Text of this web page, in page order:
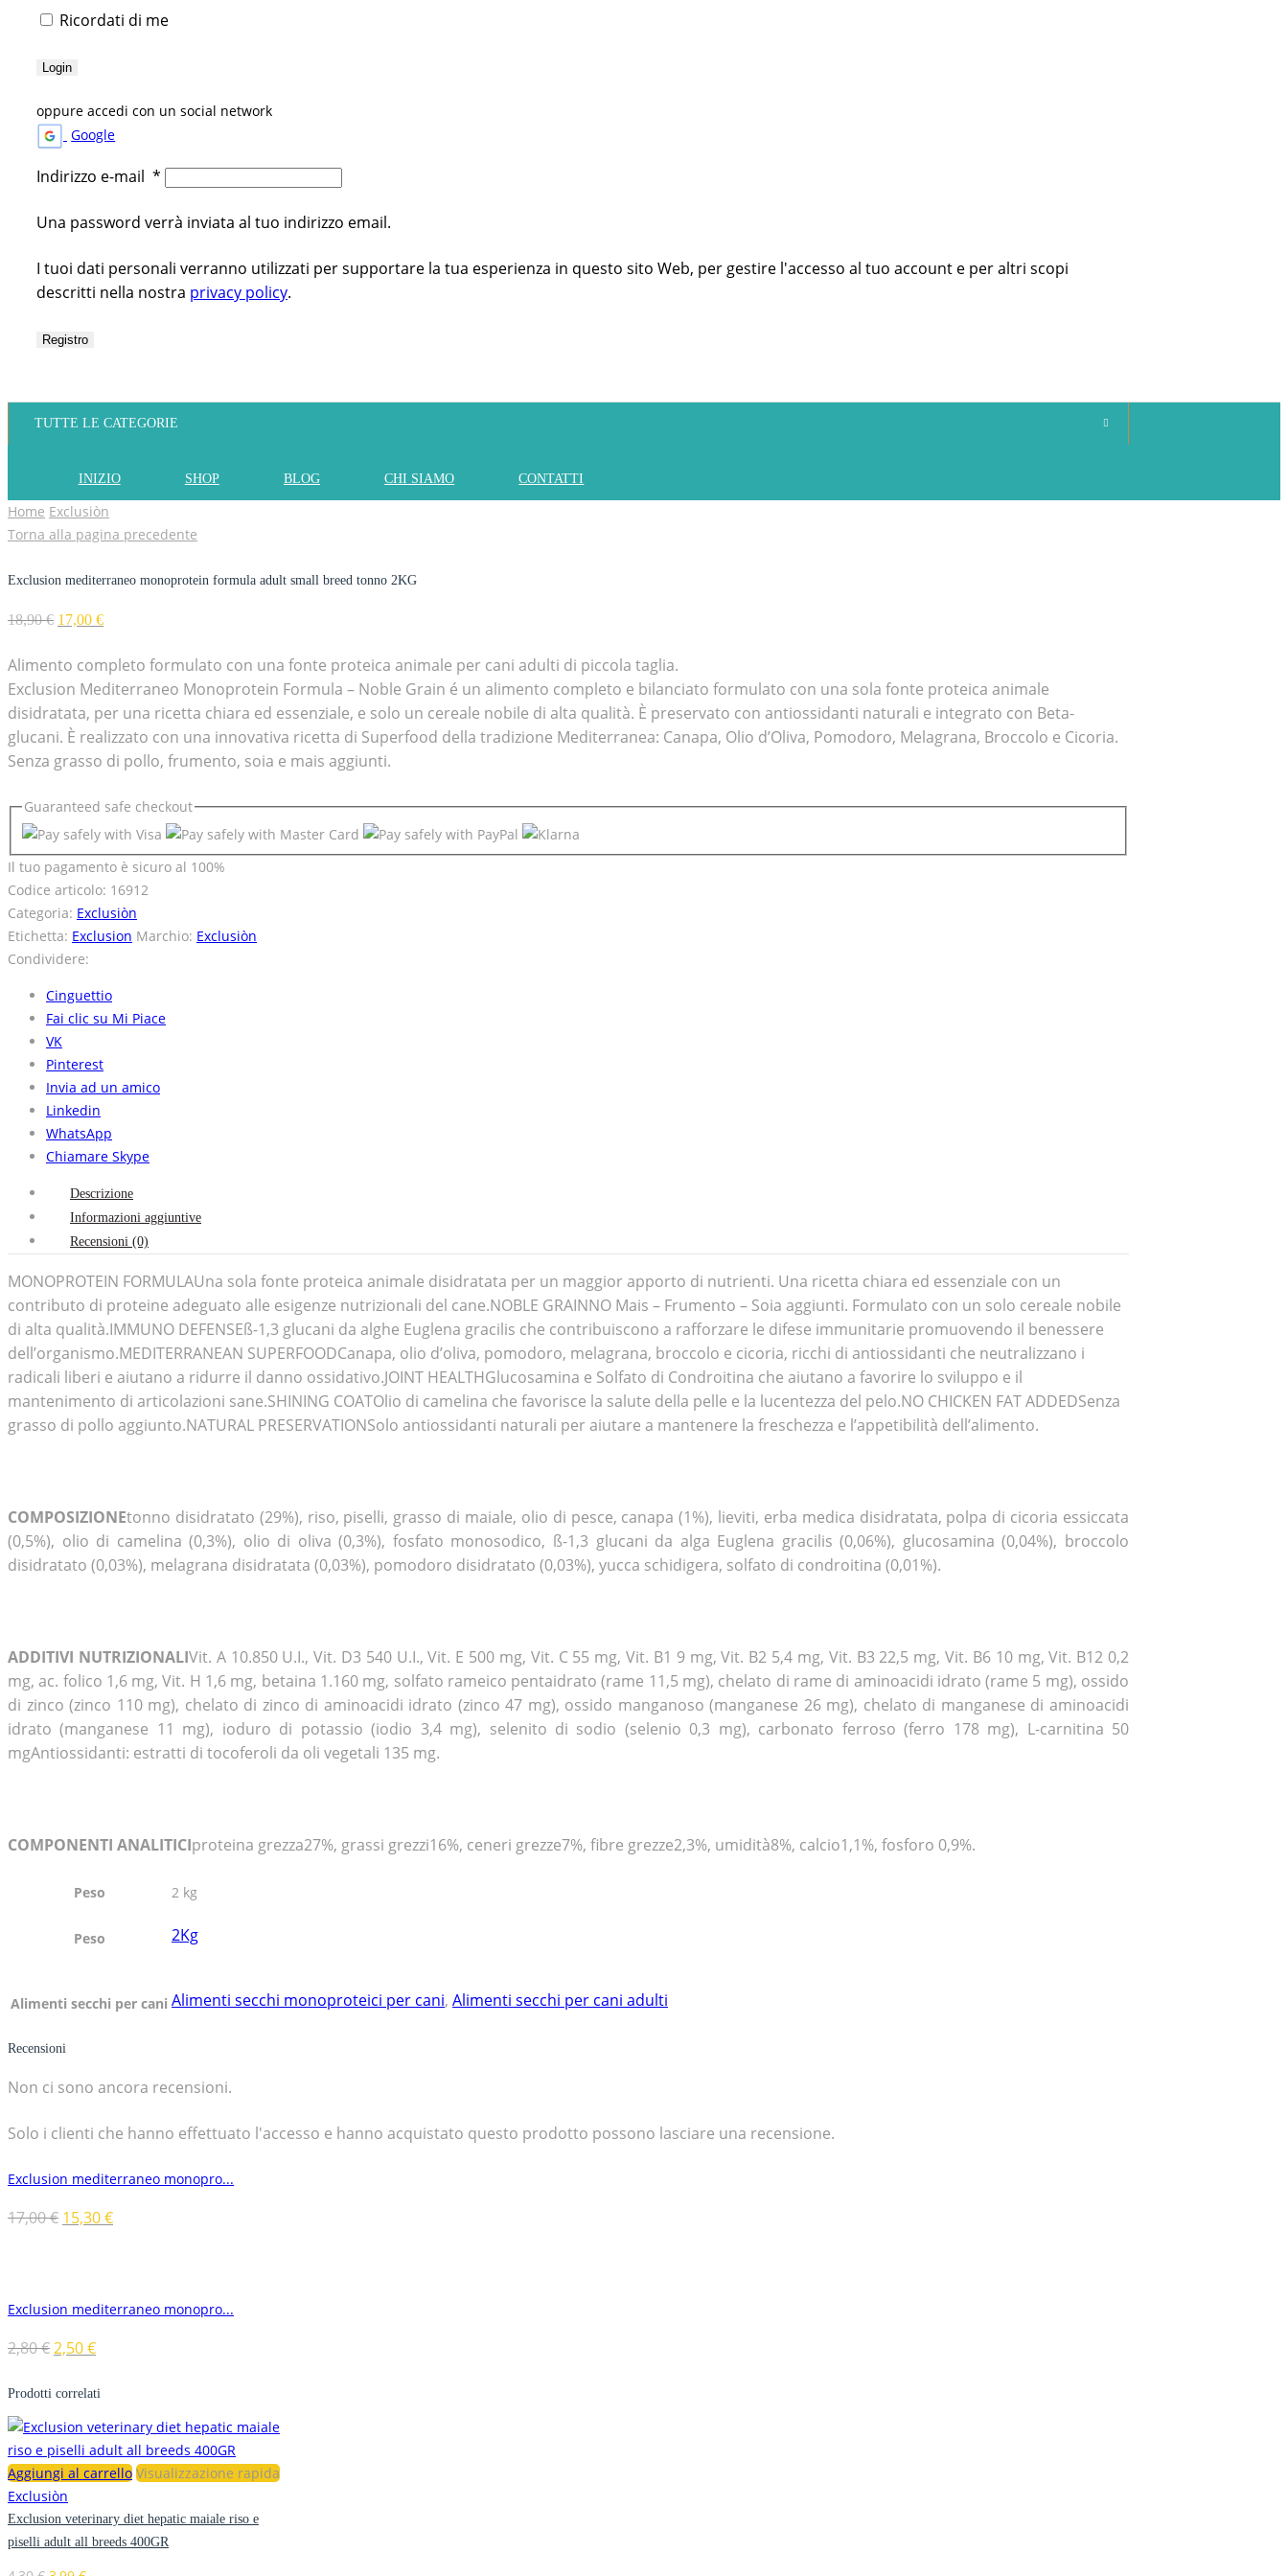
Ricordati di me
Login
oppure accedi con un social network
Google
Indirizzo e-mail *
Una password verrà inviata al tuo indirizzo email.
I tuoi dati personali verranno utilizzati per supportare la tua esperienza in questo sito Web, per gestire l'accesso al tuo account e per altri scopi
descritti nella nostra privacy policy.
Registro
TUTTE LE CATEGORIE
INIZIO SHOP BLOG CHI SIAMO CONTATTI
Home Exclusiòn
Torna alla pagina precedente
Exclusion mediterraneo monoprotein formula adult small breed tonno 2KG
18,90€ 17,00 €
Alimento completo formulato con una fonte proteica animale per cani adulti di piccola taglia.
Exclusion Mediterraneo Monoprotein Formula – Noble Grain é un alimento completo e bilanciato formulato con una sola fonte proteica animale
disidratata, per una ricetta chiara ed essenziale, e solo un cereale nobile di alta qualità. È preservato con antiossidanti naturali e integrato con Beta-
glucani. È realizzato con una innovativa ricetta di Superfood della tradizione Mediterranea: Canapa, Olio d’Oliva, Pomodoro, Melagrana, Broccolo e Cicoria.
Senza grasso di pollo, frumento, soia e mais aggiunti.
Guaranteed safe checkout
Il tuo pagamento è sicuro al 100%
Codice articolo: 16912
Categoria: Exclusiòn
Etichetta: Exclusion Marchio: Exclusiòn
Condividere:
Cinguettio
Fai clic su Mi Piace
VK
Pinterest
Invia ad un amico
Linkedin
WhatsApp
Chiamare Skype
Descrizione
Informazioni aggiuntive
Recensioni (0)
MONOPROTEIN FORMULAUna sola fonte proteica animale disidratata per un maggior apporto di nutrienti. Una ricetta chiara ed essenziale con un
contributo di proteine adeguato alle esigenze nutrizionali del cane.NOBLE GRAINNO Mais – Frumento – Soia aggiunti. Formulato con un solo cereale nobile
di alta qualità.IMMUNO DEFENSEß-1,3 glucani da alghe Euglena gracilis che contribuiscono a rafforzare le difese immunitarie promuovendo il benessere
dell’organismo.MEDITERRANEAN SUPERFOODCanapa, olio d’oliva, pomodoro, melagrana, broccolo e cicoria, ricchi di antiossidanti che neutralizzano i
radicali liberi e aiutano a ridurre il danno ossidativo.JOINT HEALTHGlucosamina e Solfato di Condroitina che aiutano a favorire lo sviluppo e il
mantenimento di articolazioni sane.SHINING COATOlio di camelina che favorisce la salute della pelle e la lucentezza del pelo.NO CHICKEN FAT ADDEDSenza
grasso di pollo aggiunto.NATURAL PRESERVATIONSolo antiossidanti naturali per aiutare a mantenere la freschezza e l’appetibilità dell’alimento.
COMPOSIZIONEtonno disidratato (29%), riso, piselli, grasso di maiale, olio di pesce, canapa (1%), lieviti, erba medica disidratata, polpa di cicoria essiccata
(0,5%), olio di camelina (0,3%), olio di oliva (0,3%), fosfato monosodico, ß-1,3 glucani da alga Euglena gracilis (0,06%), glucosamina (0,04%), broccolo
disidratato (0,03%), melagrana disidratata (0,03%), pomodoro disidratato (0,03%), yucca schidigera, solfato di condroitina (0,01%).
ADDITIVI NUTRIZIONALIVit. A 10.850 U.I., Vit. D3 540 U.I., Vit. E 500 mg, Vit. C 55 mg, Vit. B1 9 mg, Vit. B2 5,4 mg, Vit. B3 22,5 mg, Vit. B6 10 mg, Vit. B12 0,2
mg, ac. folico 1,6 mg, Vit. H 1,6 mg, betaina 1.160 mg, solfato rameico pentaidrato (rame 11,5 mg), chelato di rame di aminoacidi idrato (rame 5 mg), ossido
di zinco (zinco 110 mg), chelato di zinco di aminoacidi idrato (zinco 47 mg), ossido manganoso (manganese 26 mg), chelato di manganese di aminoacidi
idrato (manganese 11 mg), ioduro di potassio (iodio 3,4 mg), selenito di sodio (selenio 0,3 mg), carbonato ferroso (ferro 178 mg), L-carnitina 50
mgAntiossidanti: estratti di tocoferoli da oli vegetali 135 mg.
COMPONENTI ANALITICIproteina grezza27%, grassi grezzi16%, ceneri grezze7%, fibre grezze2,3%, umidità8%, calcio1,1%, fosforo 0,9%.
Peso 2 kg
Peso 2Kg
Alimenti secchi per cani Alimenti secchi monoproteici per cani, Alimenti secchi per cani adulti
Recensioni
Non ci sono ancora recensioni.
Solo i clienti che hanno effettuato l'accesso e hanno acquistato questo prodotto possono lasciare una recensione.
Exclusion mediterraneo monopro...
17,00€ 15,30€
Exclusion mediterraneo monopro...
2,80€2,50€
Prodotti correlati
Aggiungi al carrello Visualizzazione rapida
Exclusiòn
Exclusion veterinary diet hepatic maiale riso e
piselli adult all breeds 400GR